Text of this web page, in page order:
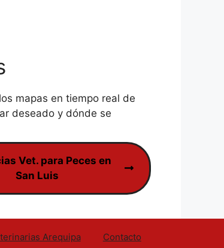
mapas en tiempo real de
deseado y dónde se
Vet. para Peces en
San Luis
Arequipa Contacto